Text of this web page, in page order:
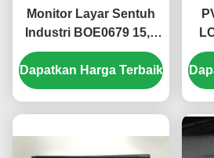
Monitor Layar Sentuh
Industri BOE0679 15,6
Inci 1920x1080 Piksel
Kecerahan 500cd/m2
EV156FHM-N10
Dapatkan Harga Terbaik